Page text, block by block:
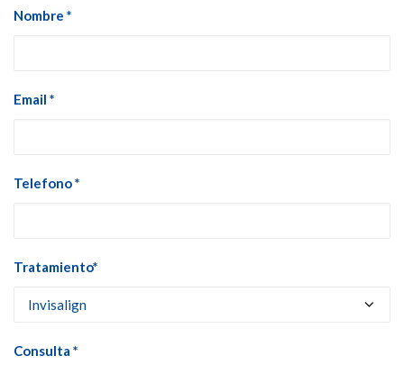
Nombre *
Email *
Telefono *
Tratamiento*
Consulta *